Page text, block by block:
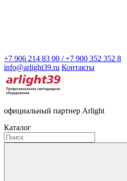
+7 906 214 83 00 / +7 900 352 352 8
info@arlight39.ru Контакты
официальный партнер Arlight
Каталог